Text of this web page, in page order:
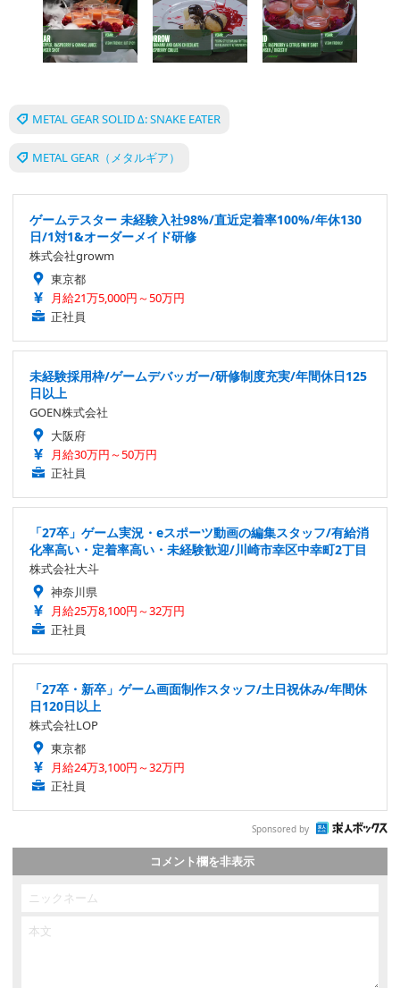
METAL GEAR SOLID Δ: SNAKE EATER
METAL GEAR（メタルギア）
ゲームテスター 未経験入社98%/直近定着率100%/年休130
日/1対1&オーダーメイド研修
株式会社growm
東京都
月給21万5,000円～50万円
正社員
未経験採用枠/ゲームデバッガー/研修制度充実/年間休日125
日以上
GOEN株式会社
大阪府
月給30万円～50万円
正社員
「27卒」ゲーム実況・eスポーツ動画の編集スタッフ/有給消
化率高い・定着率高い・未経験歓迎/川崎市幸区中幸町2丁目
株式会社大斗
神奈川県
月給25万8,100円～32万円
正社員
「27卒・新卒」ゲーム画面制作スタッフ/土日祝休み/年間休
日120日以上
株式会社LOP
東京都
月給24万3,100円～32万円
正社員
Sponsored by
コメント欄を非表示